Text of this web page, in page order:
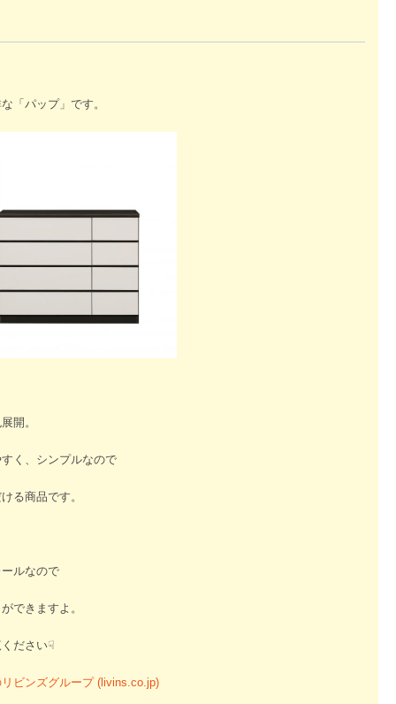
「パップ」です。
開。
く、シンプルなので
る商品です。
ルなので
できますよ。
ださい☟
ビンズグループ (livins.co.jp)